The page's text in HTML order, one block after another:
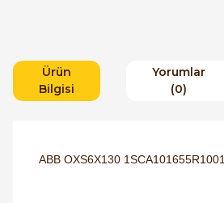
Ürün
Bilgisi
Yorumlar
(0)
ABB OXS6X130 1SCA101655R1001